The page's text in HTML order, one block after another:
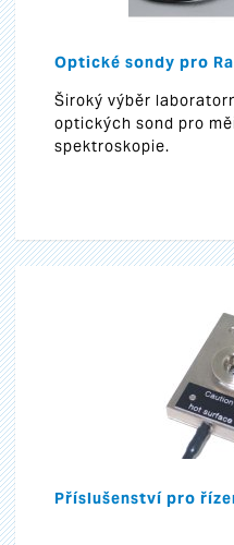
Optické sondy pro
Široký výběr
optických sond pro
spektroskopie.
Příslušenství pro